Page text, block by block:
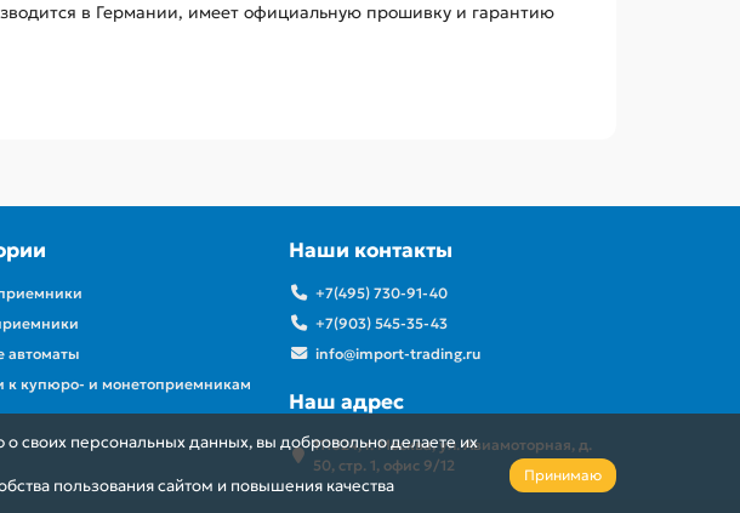
в Германии, имеет официальную прошивку и гарантию
своих персональных данных, вы добровольно делаете их
пользования сайтом и повышения качества
Принимаю
автоматы
к купюро- и монетоприемникам
Наши контакты
+7(495) 730-91-40
+7(903) 545-35-43
info@import-trading.ru
Наш адрес
111024, г. Москва, ул. Авиамоторная, д.
50, стр. 1, офис 9/12